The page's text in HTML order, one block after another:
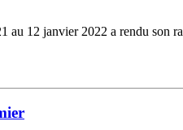
au 12 janvier 2022 a rendu